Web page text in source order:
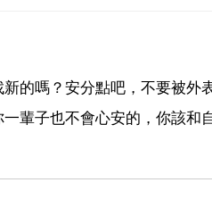
的嗎？安分點吧，不要被外
輩子也不會心安的，你該和